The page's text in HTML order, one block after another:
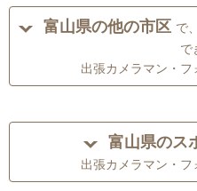
富山県の他の市区 で
で
出張カメラマン・
富山県のス
出張カメラマン・